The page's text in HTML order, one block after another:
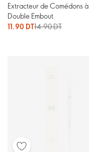
Extracteur de Comédons à
Double Embout
11.90 DT14.90 DT